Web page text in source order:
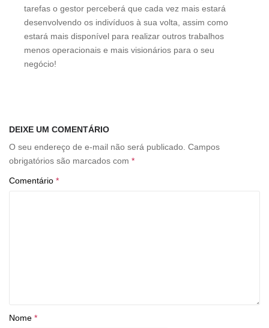
tarefas o gestor perceberá que cada vez mais estará
desenvolvendo os indivíduos à sua volta, assim como
estará mais disponível para realizar outros trabalhos
menos operacionais e mais visionários para o seu
negócio!
DEIXE UM COMENTÁRIO
O seu endereço de e-mail não será publicado. Campos
obrigatórios são marcados com *
Comentário *
Nome *